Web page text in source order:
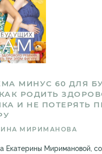
МИНУС 60 ДЛЯ
РОДИТЬ
И НЕ ПОТЕРЯТЬ
МИРИМАНОВА
Екатерины Миримановой,